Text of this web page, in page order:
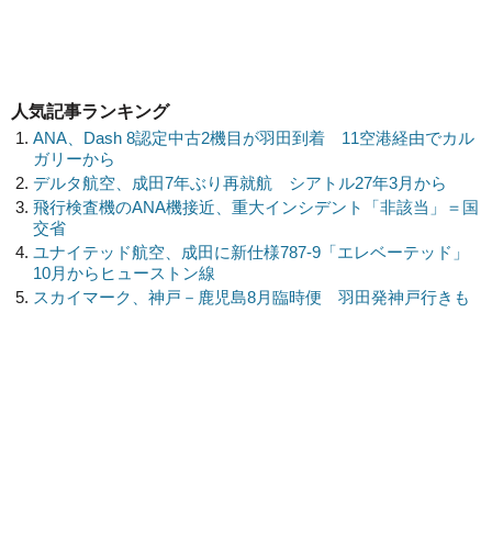
人気記事ランキング
ANA、Dash 8認定中古2機目が羽田到着 11空港経由でカル
ガリーから
デルタ航空、成田7年ぶり再就航 シアトル27年3月から
飛行検査機のANA機接近、重大インシデント「非該当」＝国
交省
ユナイテッド航空、成田に新仕様787-9「エレベーテッド」
10月からヒューストン線
スカイマーク、神戸－鹿児島8月臨時便 羽田発神戸行きも